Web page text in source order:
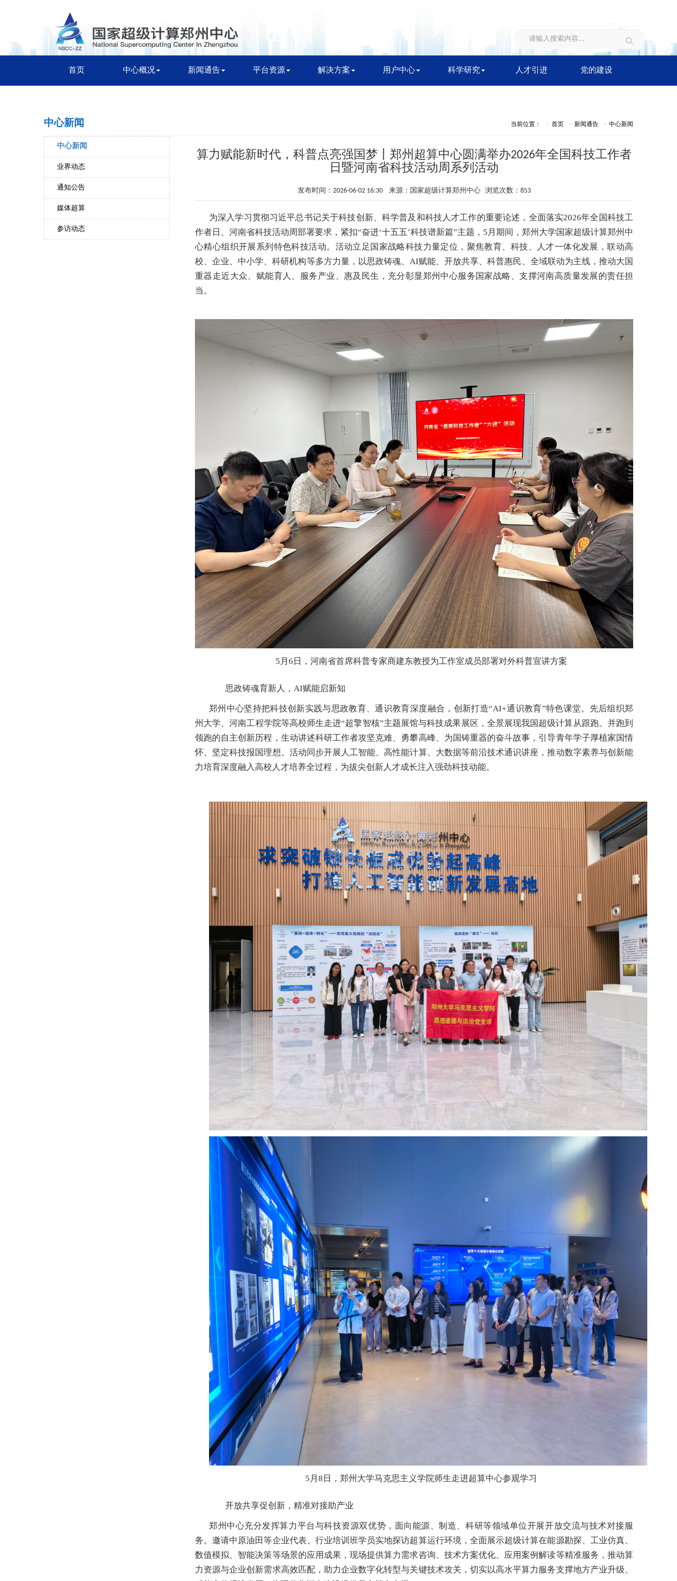
首页 中心概况 新闻通告 平台资源 解决方案 用户中心 科学研究 人才引进 党的建设
中心新闻 当前位置： 首页 新闻通告 中心新闻
中心新闻
业界动态
通知公告
媒体超算
参访动态
算力赋能新时代，科普点亮强国梦丨郑州超算中心圆满举办2026年全国科技工作者
日暨河南省科技活动周系列活动
发布时间：2026-06-02 16:30 来源：国家超级计算郑州中心 浏览次数：853
为深入学习贯彻习近平总书记关于科技创新、科学普及和科技人才工作的重要论述，全面落实2026年全国科技工
作者日、河南省科技活动周部署要求，紧扣“奋进‘十五五’科技谱新篇”主题，5月期间，郑州大学国家超级计算郑州中
心精心组织开展系列特色科技活动。活动立足国家战略科技力量定位，聚焦教育、科技、人才一体化发展，联动高
校、企业、中小学、科研机构等多方力量，以思政铸魂、AI赋能、开放共享、科普惠民、全域联动为主线，推动大国
重器走近大众、赋能育人、服务产业、惠及民生，充分彰显郑州中心服务国家战略、支撑河南高质量发展的责任担
当。
5月6日，河南省首席科普专家商建东教授为工作室成员部署对外科普宣讲方案
思政铸魂育新人，AI赋能启新知
郑州中心坚持把科技创新实践与思政教育、通识教育深度融合，创新打造“AI+通识教育”特色课堂。先后组织郑
州大学、河南工程学院等高校师生走进“超擎智核”主题展馆与科技成果展区，全景展现我国超级计算从跟跑、并跑到
领跑的自主创新历程，生动讲述科研工作者攻坚克难、勇攀高峰、为国铸重器的奋斗故事，引导青年学子厚植家国情
怀、坚定科技报国理想。活动同步开展人工智能、高性能计算、大数据等前沿技术通识讲座，推动数字素养与创新能
力培育深度融入高校人才培养全过程，为拔尖创新人才成长注入强劲科技动能。
5月8日，郑州大学马克思主义学院师生走进超算中心参观学习
开放共享促创新，精准对接助产业
郑州中心充分发挥算力平台与科技资源双优势，面向能源、制造、科研等领域单位开展开放交流与技术对接服
务。邀请中原油田等企业代表、行业培训班学员实地探访超算运行环境，全面展示超级计算在能源勘探、工业仿真、
数值模拟、智能决策等场景的应用成果，现场提供算力需求咨询、技术方案优化、应用案例解读等精准服务，推动算
力资源与企业创新需求高效匹配，助力企业数字化转型与关键技术攻关，切实以高水平算力服务支撑地方产业升级、